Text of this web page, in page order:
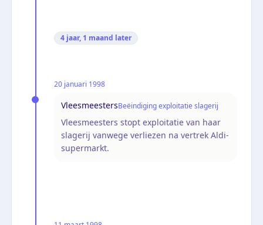
4 jaar, 1 maand later
20 januari 1998
VleesmeestersBeëindiging exploitatie slagerij
Vleesmeesters stopt exploitatie van haar
slagerij vanwege verliezen na vertrek Aldi-
supermarkt.